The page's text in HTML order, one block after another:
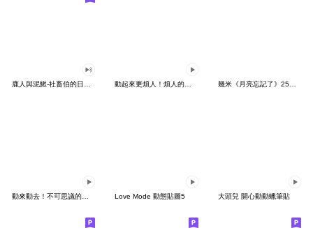
幾米《月亮忘記了》25周年 x 晴天P莉
Love Mode 動態貼圖5 大頭兒 開心動動蠟筆貼